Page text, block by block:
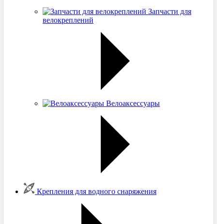
Запчасти для
велокреплений
Велоаксессуары
Крепления для водного снаряжения